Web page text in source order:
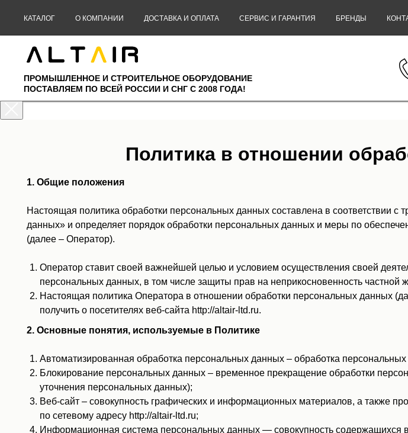
КАТАЛОГ О КОМПАНИИ ДОСТАВКА И ОПЛАТА СЕРВИС И ГАРАНТИЯ БРЕНДЫ
ПРОМЫШЛЕННОЕ И СТРОИТЕЛЬНОЕ ОБОРУДОВАНИЕ
ПОСТАВЛЯЕМ ПО ВСЕЙ РОССИИ И СНГ С 2008 ГОДА!
Политика в отношении
1. Общие положения
Настоящая политика обработки персональных данных составлена в соответствии
данных» и определяет порядок обработки персональных данных и меры по
(далее – Оператор).
Оператор ставит своей важнейшей целью и условием осуществления своей
персональных данных, в том числе защиты прав на неприкосновенность частной
Настоящая политика Оператора в отношении обработки персональных данных
получить о посетителях веб-сайта http://altair-ltd.ru.
2. Основные понятия, используемые в Политике
Автоматизированная обработка персональных данных – обработка
Блокирование персональных данных – временное прекращение обработки
уточнения персональных данных);
Веб-сайт – совокупность графических и информационных материалов, а также
по сетевому адресу http://altair-ltd.ru;
Информационная система персональных данных — совокупность содержащихся